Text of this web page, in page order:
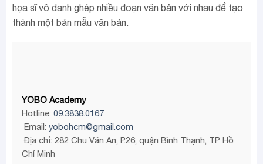
họa sĩ vô danh ghép nhiều đoạn văn bản với nhau để tạo
thành một bản mẫu văn bản.
YOBO Academy
Hotline:09.3838.0167
Email:yobohcm@gmail.com
Địa chỉ: 282 Chu Văn An, P.26, quận Bình Thạnh, TP Hồ
Chí Minh